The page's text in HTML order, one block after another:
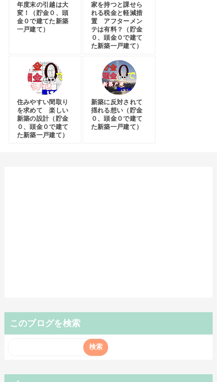
年度末の引越は大
変！（貯金０、頭
金０で建てた新築
一戸建て）
家を持つと課せら
れる税金と軽減措
置 アフターメン
テは有料？（貯金
０、頭金０で建て
た新築一戸建て）
住みやすい間取り
を求めて 楽しい
新築の設計（貯金
０、頭金０で建て
た新築一戸建て）
新築に反対されて
揺れる想い（貯金
０、頭金０で建て
た新築一戸建て）
このブログを検索